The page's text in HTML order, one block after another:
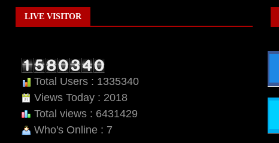
LIVE VISITOR
Total Users : 1335340
Views Today : 2018
Total views : 6431429
Who's Online : 7